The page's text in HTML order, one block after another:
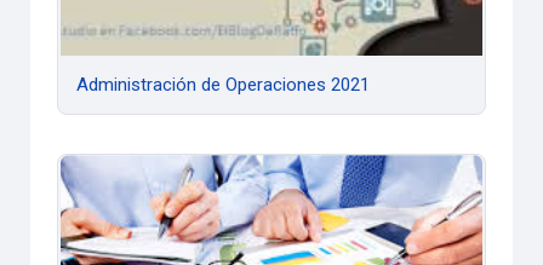
Administración de Operaciones 2021
Administración Financiera 2021